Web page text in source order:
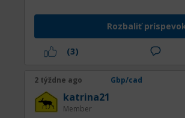
Rozbaliť
(3)
2 týždne ago Gbp/cad
katrina21
Member